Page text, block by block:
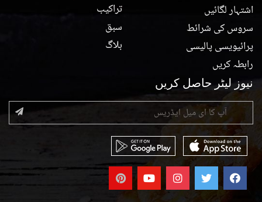
تراکیب
سبق
بلاگ
اشتہار لگائیں
سروس کی شرائط
پرائیویسی پالیسی
رابطہ کریں
نیوز لیٹر حاصل کریں